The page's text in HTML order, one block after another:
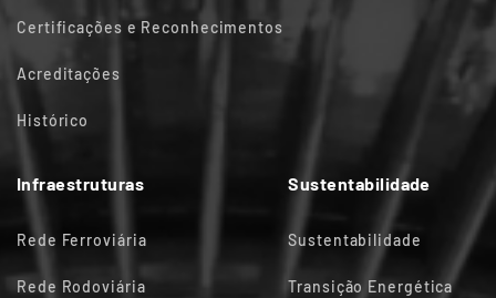
Certificações e Reconhecimentos
Acreditações
Histórico
Infraestruturas
Rede Ferroviária
Rede Rodoviária
Sustentabilidade
Sustentabilidade
Transição Energética